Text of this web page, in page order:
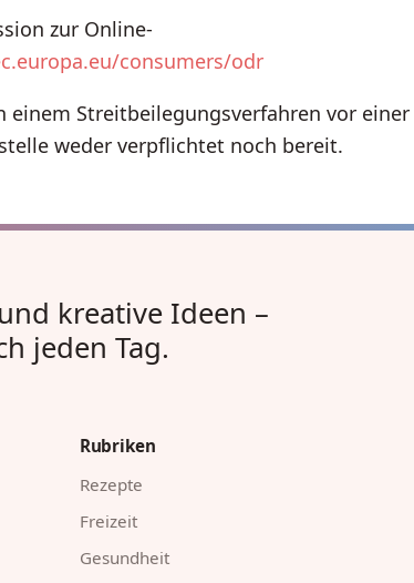
zur Online-
consumers/odr
einem Streitbeilegungsverfahren vor einer
weder verpflichtet noch bereit.
kreative Ideen –
jeden Tag.
Rubriken
Rezepte
Freizeit
Gesundheit